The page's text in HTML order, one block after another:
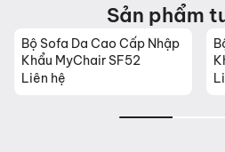
Sản phẩm
Bộ Sofa Da Cao Cấp Nhập
Khẩu MyChair SF52
Liên hệ